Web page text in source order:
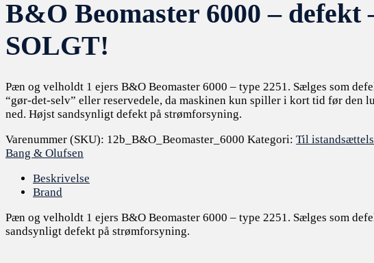
B&O Beomaster 6000 – defekt
SOLGT!
Pæn og velholdt 1 ejers B&O Beomaster 6000 – type 2251. Sælges som
“gør-det-selv” eller reservedele, da maskinen kun spiller i kort tid før den
ned. Højst sandsynligt defekt på strømforsyning.
Varenummer (SKU): 12b_B&O_Beomaster_6000 Kategori: Til
Bang & Olufsen
Beskrivelse
Brand
Pæn og velholdt 1 ejers B&O Beomaster 6000 – type 2251. Sælges som
sandsynligt defekt på strømforsyning.